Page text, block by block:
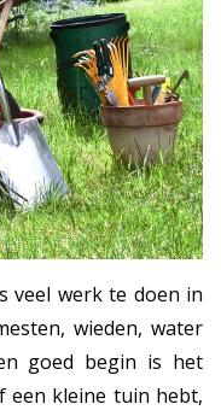
veel werk te doen in
wieden, water
goed begin is het
een kleine tuin hebt,